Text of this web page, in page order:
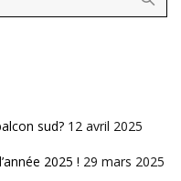
sud? 12 avril 2025
2025 ! 29 mars 2025